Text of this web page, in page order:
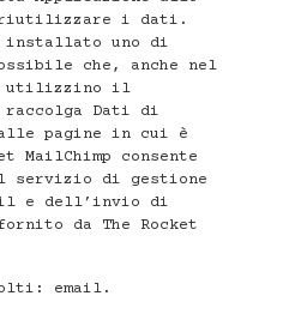
riutilizzare i dati.
installato uno di
che, anche nel
utilizzino il
Dati di
pagine in cui è
consente
di gestione
e dell’invio di
da The Rocket
email.